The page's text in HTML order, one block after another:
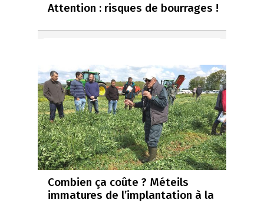
Attention : risques de bourrages !
Combien ça coûte ? Méteils
immatures de l’implantation à la